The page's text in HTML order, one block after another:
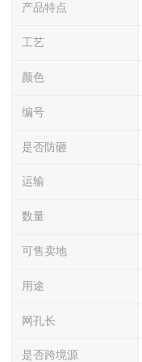
产品特点
工艺
颜色
编号
是否防砸
运输
数量
可售卖地
用途
网孔长
是否跨境源